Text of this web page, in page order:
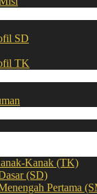
SD
TK
Kanak (TK)
(SD)
Pertama